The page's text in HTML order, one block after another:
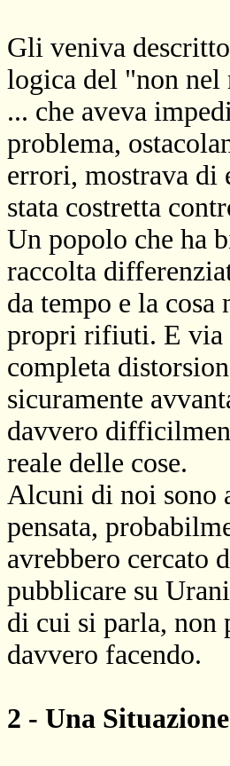
Gli veniva
logica del "non
... che aveva
problema,
errori, mostrava di
stata costretta
Un popolo che ha
raccolta
da tempo e la
propri rifiuti. E via
completa
sicuramente
davvero
reale delle cose.
Alcuni di noi sono
pensata,
avrebbero cercato
pubblicare su
di cui si parla, non
davvero facendo.
2 - Una